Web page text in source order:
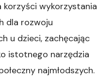
korzyści wykorzystania
dla rozwoju
u dzieci, zachęcając
istotnego narzędzia
najmłodszych.